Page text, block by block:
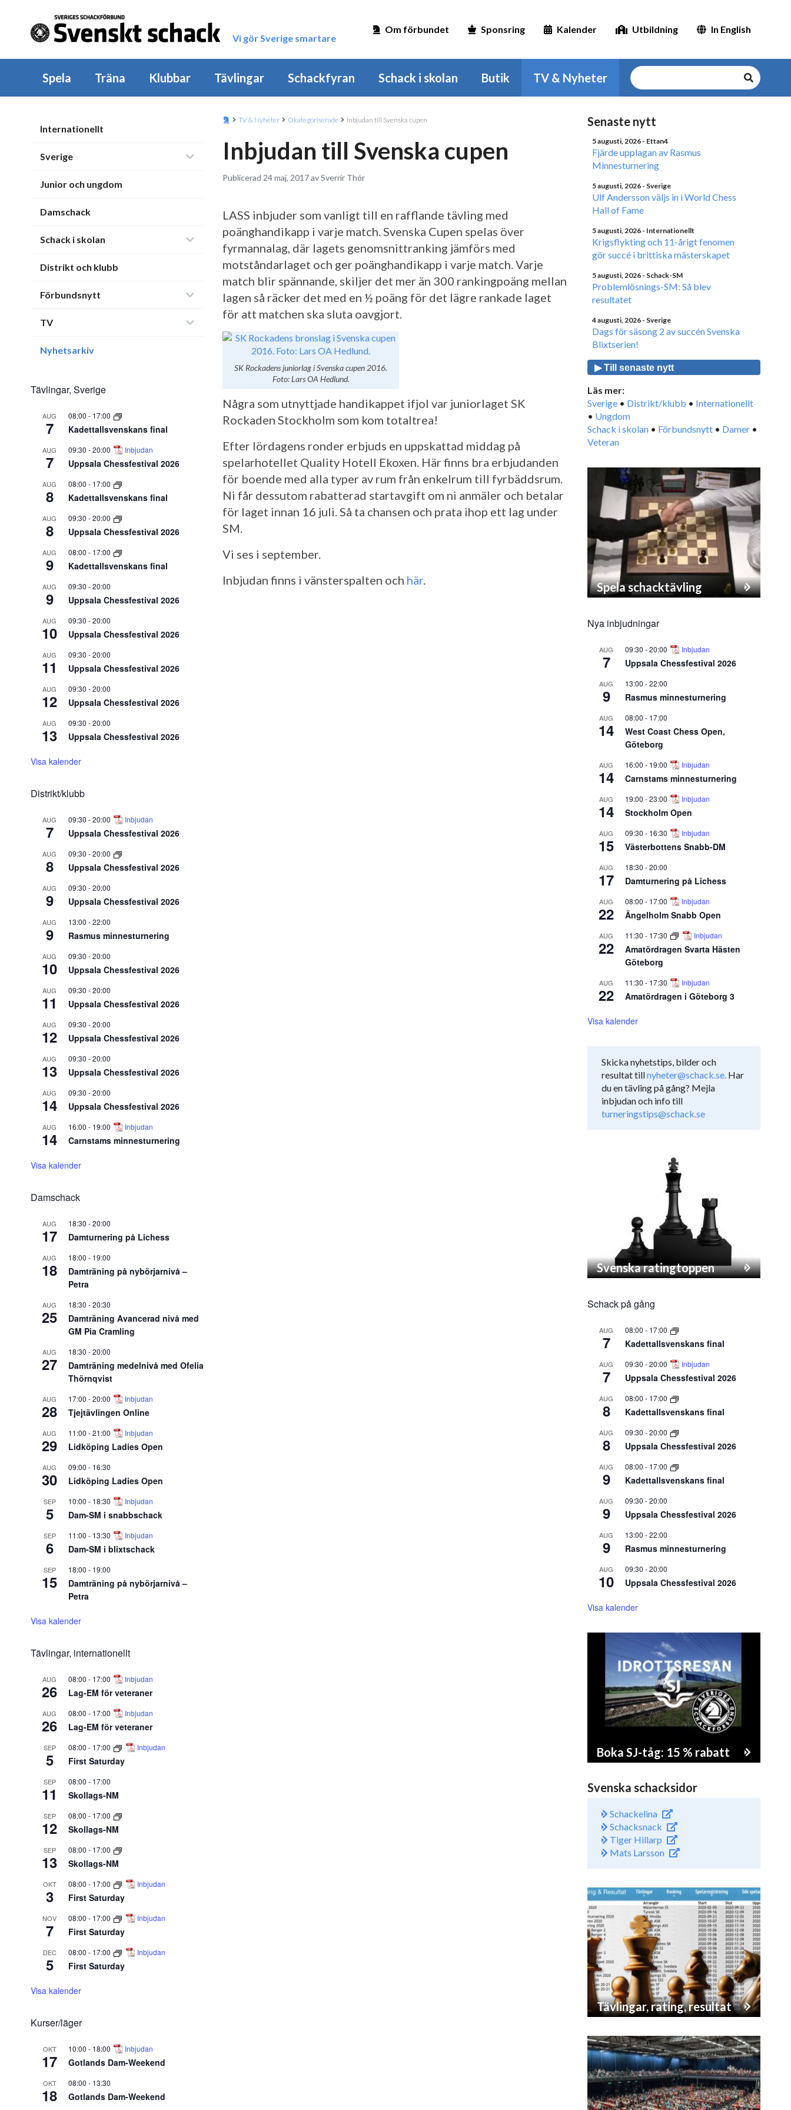
Vi gör Sverige smartare
Om förbundet Sponsring Kalender Utbildning In English
Spela Träna Klubbar Tävlingar Schackfyran Schack i skolan Butik TV & Nyheter
Internationellt
Sverige
Junior och ungdom
Damschack
Schack i skolan
Distrikt och klubb
Förbundsnytt
TV
Nyhetsarkiv
Tävlingar, Sverige
AUG
7
08:00 - 17:00
Kadettallsvenskans final
AUG
7
09:30 -20:00 Inbjudan
Uppsala Chessfestival 2026
AUG
8
08:00 - 17:00
Kadettallsvenskans final
AUG
8
09:30 -20:00
Uppsala Chessfestival 2026
AUG
9
08:00 - 17:00
Kadettallsvenskans final
AUG
9
09:30 -20:00
Uppsala Chessfestival 2026
AUG
10
09:30 -20:00
Uppsala Chessfestival 2026
AUG
11
09:30 -20:00
Uppsala Chessfestival 2026
AUG
12
09:30 -20:00
Uppsala Chessfestival 2026
AUG
13
09:30 -20:00
Uppsala Chessfestival 2026
Visa kalender
Distrikt/klubb
AUG
7
09:30 -20:00 Inbjudan
Uppsala Chessfestival 2026
AUG
8
09:30 -20:00
Uppsala Chessfestival 2026
AUG
9
09:30 -20:00
Uppsala Chessfestival 2026
AUG
9
13:00 -22:00
Rasmus minnesturnering
AUG
10
09:30 -20:00
Uppsala Chessfestival 2026
AUG
11
09:30 -20:00
Uppsala Chessfestival 2026
AUG
12
09:30 -20:00
Uppsala Chessfestival 2026
AUG
13
09:30 -20:00
Uppsala Chessfestival 2026
AUG
14
09:30 -20:00
Uppsala Chessfestival 2026
AUG
14
16:00 - 19:00 Inbjudan
Carnstams minnesturnering
Visa kalender
Damschack
AUG
17
18:30 -20:00
Damturnering på Lichess
AUG
18
18:00 - 19:00
Damträning på nybörjarnivå –
Petra
AUG
25
18:30 -20:30
Damträning Avancerad nivå med
GM Pia Cramling
AUG
27
18:30 -20:00
Damträning medelnivå med Ofelia
Thörnqvist
AUG
28
17:00 -20:00 Inbjudan
Tjejtävlingen Online
AUG
29
11:00 -21:00 Inbjudan
Lidköping Ladies Open
AUG
30
09:00 - 16:30
Lidköping Ladies Open
SEP
5
10:00 - 18:30 Inbjudan
Dam-SM i snabbschack
SEP
6
11:00 - 13:30 Inbjudan
Dam-SM i blixtschack
SEP
15
18:00 - 19:00
Damträning på nybörjarnivå –
Petra
Visa kalender
Tävlingar, internationellt
AUG
26
08:00 - 17:00 Inbjudan
Lag-EM för veteraner
AUG
26
08:00 - 17:00 Inbjudan
Lag-EM för veteraner
SEP
5
08:00 - 17:00 Inbjudan
First Saturday
SEP
11
08:00 - 17:00
Skollags-NM
SEP
12
08:00 - 17:00
Skollags-NM
SEP
13
08:00 - 17:00
Skollags-NM
OKT
3
08:00 - 17:00 Inbjudan
First Saturday
NOV
7
08:00 - 17:00 Inbjudan
First Saturday
DEC
5
08:00 - 17:00 Inbjudan
First Saturday
Visa kalender
Kurser/läger
OKT
17
10:00 - 18:00 Inbjudan
Gotlands Dam-Weekend
OKT
18
08:00 - 13:30
Gotlands Dam-Weekend
TV & Nyheter Okategoriserade Inbjudan till Svenska cupen
Inbjudan till Svenska cupen
Publicerad 24 maj, 2017 av Sverrir Thór
LASS inbjuder som vanligt till en rafflande tävling med
poänghandikapp i varje match. Svenska Cupen spelas över
fyrmannalag, där lagets genomsnittranking jämförs med
motståndarlaget och ger poänghandikapp i varje match. Varje
match blir spännande, skiljer det mer än 300 rankingpoäng mellan
lagen så räcker det med en ½ poäng för det lägre rankade laget
för att matchen ska sluta oavgjort.
SK Rockadens juniorlag i Svenska cupen 2016.
Foto: Lars OA Hedlund.
Några som utnyttjade handikappet ifjol var juniorlaget SK
Rockaden Stockholm som kom totaltrea!
Efter lördagens ronder erbjuds en uppskattad middag på
spelarhotellet Quality Hotell Ekoxen. Här finns bra erbjudanden
för boende med alla typer av rum från enkelrum till fyrbäddsrum.
Ni får dessutom rabatterad startavgift om ni anmäler och betalar
för laget innan 16 juli. Så ta chansen och prata ihop ett lag under
SM.
Vi ses i september.
Inbjudan finns i vänsterspalten och här.
Senaste nytt
5 augusti, 2026 - Ettan4
Fjärde upplagan av Rasmus
Minnesturnering
5 augusti, 2026 - Sverige
Ulf Andersson väljs in i World Chess
Hall of Fame
5 augusti, 2026 - Internationellt
Krigsflykting och 11-årigt fenomen
gör succé i brittiska mästerskapet
5 augusti, 2026 - Schack-SM
Problemlösnings-SM: Så blev
resultatet
4 augusti, 2026 - Sverige
Dags för säsong 2 av succén Svenska
Blixtserien!
▶ Till senaste nytt
Läs mer:
Sverige • Distrikt/klubb • Internationellt
• Ungdom
Schack i skolan • Förbundsnytt • Damer •
Veteran
Spela schacktävling
Nya inbjudningar
AUG
7
09:30 -20:00 Inbjudan
Uppsala Chessfestival 2026
AUG
9
13:00 -22:00
Rasmus minnesturnering
AUG
14
08:00 - 17:00
West Coast Chess Open,
Göteborg
AUG
14
16:00 - 19:00 Inbjudan
Carnstams minnesturnering
AUG
14
19:00 -23:00 Inbjudan
Stockholm Open
AUG
15
09:30 - 16:30 Inbjudan
Västerbottens Snabb-DM
AUG
17
18:30 -20:00
Damturnering på Lichess
AUG
22
08:00 - 17:00 Inbjudan
Ängelholm Snabb Open
AUG
22
11:30 - 17:30 Inbjudan
Amatördragen Svarta Hästen
Göteborg
AUG
22
11:30 - 17:30 Inbjudan
Amatördragen i Göteborg 3
Visa kalender
Skicka nyhetstips, bilder och
resultat tillnyheter@schack.se. Har
du en tävling på gång? Mejla
inbjudan och info till
turneringstips@schack.se
Svenska ratingtoppen
Schack på gång
AUG
7
08:00 - 17:00
Kadettallsvenskans final
AUG
7
09:30 -20:00 Inbjudan
Uppsala Chessfestival 2026
AUG
8
08:00 - 17:00
Kadettallsvenskans final
AUG
8
09:30 -20:00
Uppsala Chessfestival 2026
AUG
9
08:00 - 17:00
Kadettallsvenskans final
AUG
9
09:30 -20:00
Uppsala Chessfestival 2026
AUG
9
13:00 -22:00
Rasmus minnesturnering
AUG
10
09:30 -20:00
Uppsala Chessfestival 2026
Visa kalender
Boka SJ-tåg: 15 % rabatt
Svenska schacksidor
Schackelina
Schacksnack
Tiger Hillarp
Mats Larsson
Tävlingar, rating, resultat